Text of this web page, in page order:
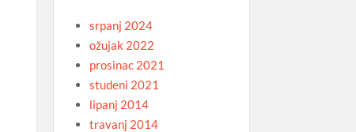
srpanj 2024
ožujak 2022
prosinac 2021
studeni 2021
lipanj 2014
travanj 2014